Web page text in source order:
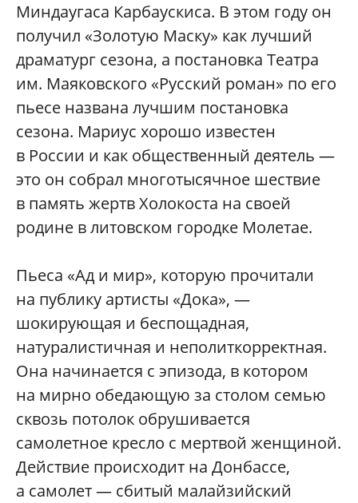
Миндаугаса Карбаускиса. В этом году он
получил «Золотую Маску» как лучший
драматург сезона, а постановка Театра
им. Маяковского «Русский роман» по его
пьесе названа лучшим постановка
сезона. Мариус хорошо известен
в России и как общественный деятель —
это он собрал многотысячное шествие
в память жертв Холокоста на своей
родине в литовском городке Молетае.
Пьеса «Ад и мир», которую прочитали
на публику артисты «Дока», —
шокирующая и беспощадная,
натуралистичная и неполиткорректная.
Она начинается с эпизода, в котором
на мирно обедающую за столом семью
сквозь потолок обрушивается
самолетное кресло с мертвой женщиной.
Действие происходит на Донбассе,
а самолет — сбитый малайзийский